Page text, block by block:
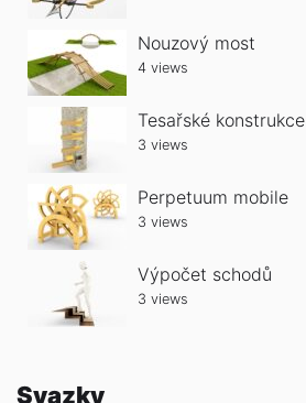
Nouzový most
4 views
Tesařské konstrukce
3 views
Perpetuum mobile
3 views
Výpočet schodů
3 views
Svazky